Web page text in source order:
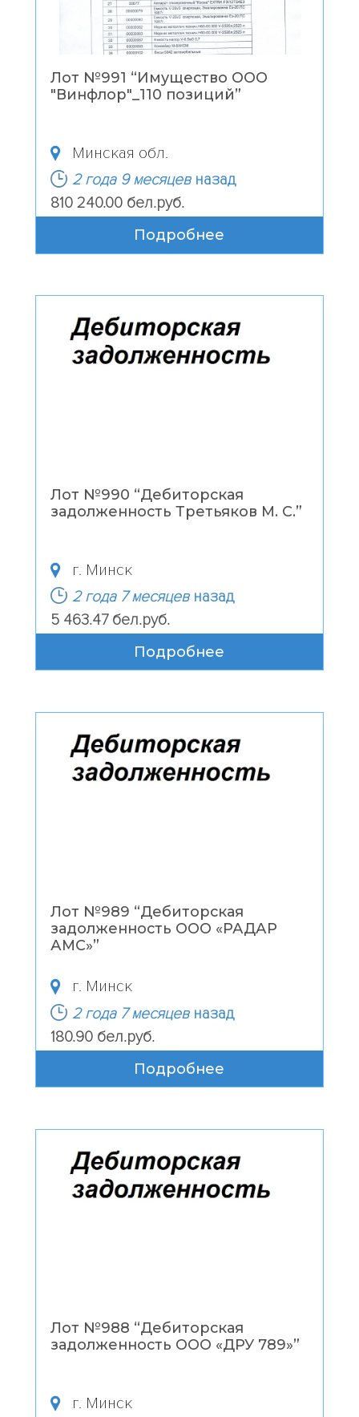
Лот №991 “Имущество ООО
"Винфлор"_110 позиций”
Минская обл.
2 года 9 месяцевназад
810 240.00 бел.руб.
Подробнее
Лот №990 “Дебиторская
задолженность Третьяков М. С.”
г. Минск
2 года 7 месяцевназад
5 463.47 бел.руб.
Подробнее
Лот №989 “Дебиторская
задолженность ООО «РАДАР
АМС»”
г. Минск
2 года 7 месяцевназад
180.90 бел.руб.
Подробнее
Лот №988 “Дебиторская
задолженность ООО «ДРУ 789»”
г. Минск